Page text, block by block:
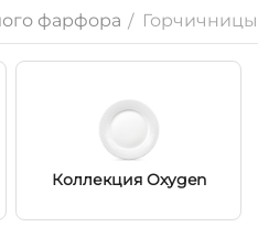
фарфора /
Коллекция Oxygen